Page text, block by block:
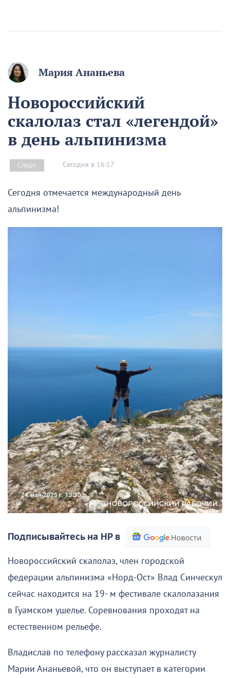
Мария Ананьева
Новороссийский
скалолаз стал «легендой»
в день альпинизма
Спорт Сегодня в 16:17
Сегодня отмечается международный день
альпинизма!
Подписывайтесь на НР в
Новороссийский скалолаз, член городской
федерации альпинизма «Норд-Ост» Влад Синческул
сейчас находится на 19- м фестивале скалолазания
в Гуамском ушелье. Соревнования проходят на
естественном рельефе.
Владислав по телефону рассказал журналисту
Марии Ананьевой, что он выступает в категории